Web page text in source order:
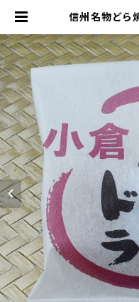
信州名物どら